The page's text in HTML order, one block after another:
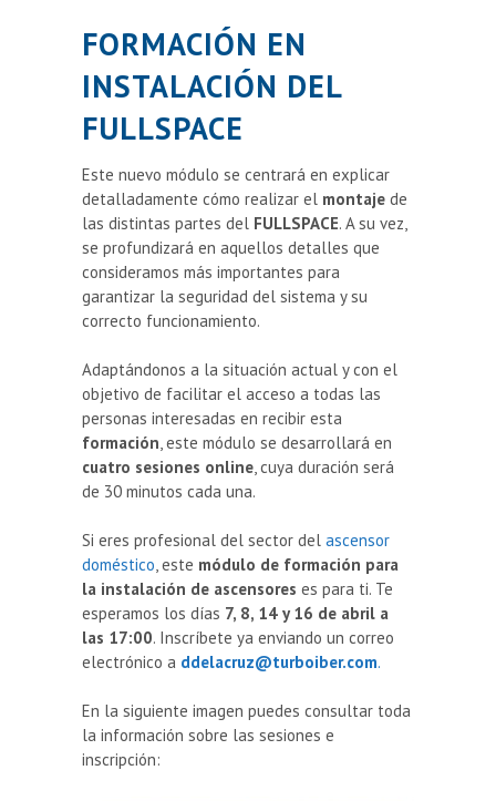
FORMACIÓN EN
INSTALACIÓN DEL
FULLSPACE
Este nuevo módulo se centrará en explicar
detalladamente cómo realizar el montaje de
las distintas partes del FULLSPACE. A su vez,
se profundizará en aquellos detalles que
consideramos más importantes para
garantizar la seguridad del sistema y su
correcto funcionamiento.
Adaptándonos a la situación actual y con el
objetivo de facilitar el acceso a todas las
personas interesadas en recibir esta
formación , este módulo se desarrollará en
cuatro sesiones online , cuya duración será
de 30 minutos cada una.
Si eres profesional del sector del ascensor
doméstico , este módulo de formación para
la instalación de ascensores es para ti. Te
esperamos los días 7, 8, 14 y 16 de abril a
las 17:00. Inscríbete ya enviando un correo
electrónico a ddelacruz@turboiber.com.
En la siguiente imagen puedes consultar toda
la información sobre las sesiones e
inscripción: